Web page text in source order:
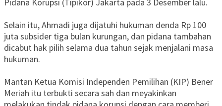
Selain itu, Ahmadi juga dijatuhi hukuman denda Rp 100
juta subsider tiga bulan kurungan, dan pidana tambahan
dicabut hak pilih selama dua tahun sejak menjalani masa
hukuman.
Mantan Ketua Komisi Independen Pemilihan (KIP) Bener
Meriah itu terbukti secara sah dan meyakinkan